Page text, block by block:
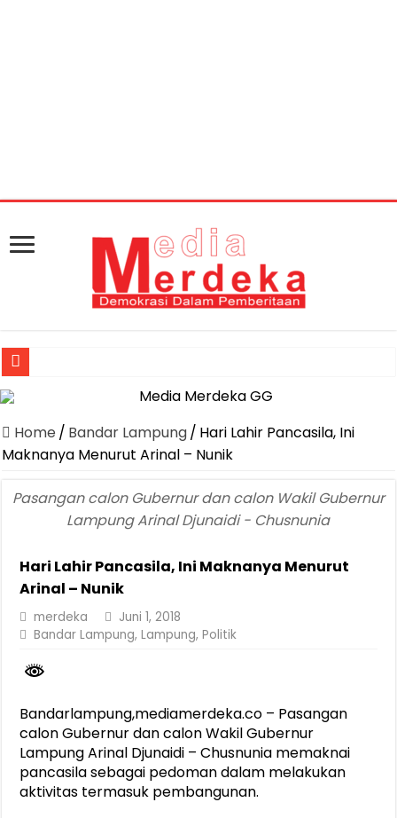
Jasa Raharja Serahkan Santunan kepada Ahli Waris Korban
Canangkan Desa TAPIS dan Luncurkan Sekolah Lansia di
Pemprov Lampung Berhasil Kendalikan Inflasi, Jadi Provinsi
Dirut Jasa Raharja Dampingi Wamenhub Tinjau Penanganan
Dirut Jasa Raharja Dampingi Wamenhub Tinjau Penanganan
Gubernur Mirza Ajak IAI Darul Fattah Cetak SDM Adaptif
Purnama Wulan Sari Mirza Buka SiSeSa Roadshow Lampung
Home / Bandar Lampung/ Hari Lahir Pancasila, Ini
Maknanya Menurut Arinal – Nunik
Pasangan calon Gubernur dan calon Wakil Gubernur
Lampung Arinal Djunaidi - Chusnunia
Hari Lahir Pancasila, Ini Maknanya Menurut
Arinal – Nunik
merdeka
Juni 1, 2018
Bandar Lampung,Lampung,Politik
Bandarlampung,mediamerdeka.co – Pasangan
calon Gubernur dan calon Wakil Gubernur
Lampung Arinal Djunaidi – Chusnunia memaknai
pancasila sebagai pedoman dalam melakukan
aktivitas termasuk pembangunan.